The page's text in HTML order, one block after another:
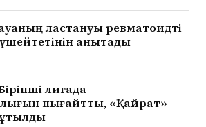
ластануы ревматоидті
анықтады
лигада
нығайтты, «Қайрат»